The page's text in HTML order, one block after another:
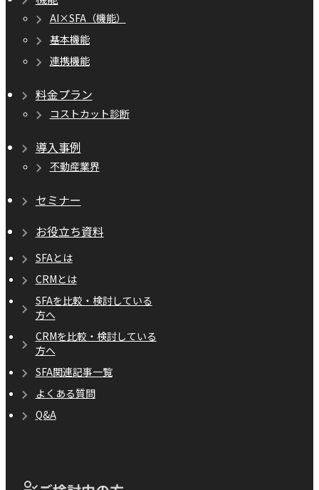
AI×SFA（機能）
基本機能
連携機能
料金プラン
コストカット診断
導入事例
不動産業界
セミナー
お役立ち資料
SFAとは
CRMとは
SFAを比較・検討している
方へ
CRMを比較・検討している
方へ
SFA関連記事一覧
よくある質問
Q&A